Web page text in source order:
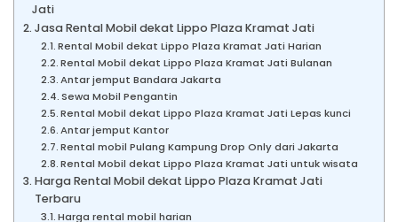
Jati
Jasa Rental Mobil dekat Lippo Plaza Kramat Jati
Rental Mobil dekat Lippo Plaza Kramat Jati Harian
Rental Mobil dekat Lippo Plaza Kramat Jati Bulanan
Antar jemput Bandara Jakarta
Sewa Mobil Pengantin
Rental Mobil dekat Lippo Plaza Kramat Jati Lepas kunci
Antar jemput Kantor
Rental mobil Pulang Kampung Drop Only dari Jakarta
Rental Mobil dekat Lippo Plaza Kramat Jati untuk wisata
Harga Rental Mobil dekat Lippo Plaza Kramat Jati
Terbaru
Harga rental mobil harian